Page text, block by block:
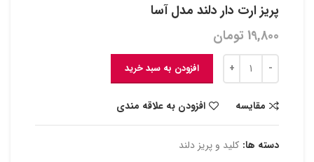
پریز ارت دار دلند مدل آسا
19,800 تومان
افزودن به سبد خرید
مقایسه افزودن به علاقه مندی
دسته ها: کلید و پریز دلند